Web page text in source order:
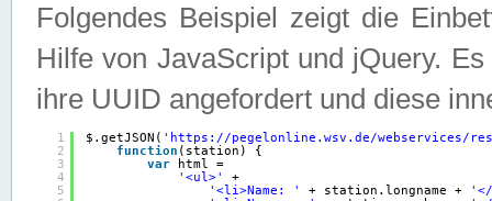
Folgendes Beispiel zeigt die
Hilfe von JavaScript und jQuery.
ihre UUID angefordert und diese
1
2
3
4
5
$.getJSON( ' https://pegelonline.wsv.de/webservices/
function (station) {
var
html =
'<ul>'
+
'<li>Name: '
+ station.longname +